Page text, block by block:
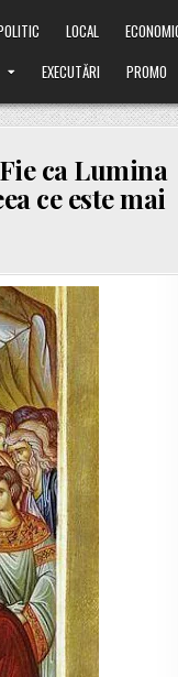
LOCAL
EXECUTĂRI PROMO
ca Lumina
ce este mai